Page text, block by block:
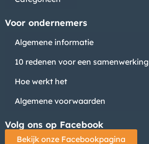
Voor ondernemers
Algemene informatie
10 redenen voor een samenwerking
Hoe werkt het
Algemene voorwaarden
Volg ons op Facebook
Bekijk onze Facebookpagina